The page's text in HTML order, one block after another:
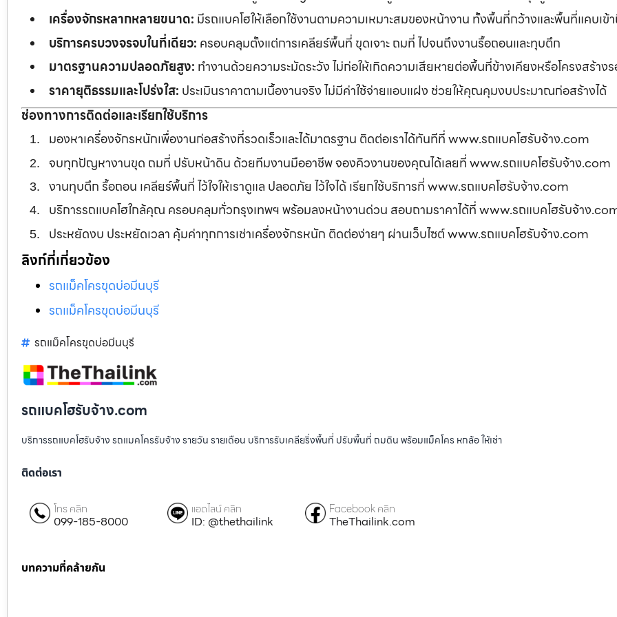
เครื่องจักรหลากหลายขนาด: มีรถแบคโฮให้เลือกใช้งานตามความเหมาะสมของหน้างาน ทั้งพื้นที่กว้างและพื้นที่แคบเข้
บริการครบวงจรจบในที่เดียว: ครอบคลุมตั้งแต่การเคลียร์พื้นที่ ขุดเจาะ ถมที่ ไปจนถึงงานรื้อถอนและทุบตึก
มาตรฐานความปลอดภัยสูง: ทำงานด้วยความระมัดระวัง ไม่ก่อให้เกิดความเสียหายต่อพื้นที่ข้างเคียงหรือโครงสร้าง
ราคายุติธรรมและโปร่งใส: ประเมินราคาตามเนื้องานจริง ไม่มีค่าใช้จ่ายแอบแฝง ช่วยให้คุณคุมงบประมาณก่อสร้างได้
ช่องทางการติดต่อและเรียกใช้บริการ
มองหาเครื่องจักรหนักเพื่องานก่อสร้างที่รวดเร็วและได้มาตรฐาน ติดต่อเราได้ทันทีที่ www.รถแบคโฮรับจ้าง.com
จบทุกปัญหางานขุด ถมที่ ปรับหน้าดิน ด้วยทีมงานมืออาชีพ จองคิวงานของคุณได้เลยที่ www.รถแบคโฮรับจ้าง.com
งานทุบตึก รื้อถอน เคลียร์พื้นที่ ไว้ใจให้เราดูแล ปลอดภัย ไว้ใจได้ เรียกใช้บริการที่ www.รถแบคโฮรับจ้าง.com
บริการรถแบคโฮใกล้คุณ ครอบคลุมทั่วกรุงเทพฯ พร้อมลงหน้างานด่วน สอบถามราคาได้ที่ www.รถแบคโฮรับจ้าง
ประหยัดงบ ประหยัดเวลา คุ้มค่าทุกการเช่าเครื่องจักรหนัก ติดต่อง่ายๆ ผ่านเว็บไซต์ www.รถแบคโฮรับจ้าง.com
ลิงก์ที่เกี่ยวข้อง
รถแม็คโครขุดบ่อมีนบุรี
รถแม็คโครขุดบ่อมีนบุรี
รถแม็คโครขุดบ่อมีนบุรี
รถแบคโฮรับจ้าง.com
บริการรถแบคโฮรับจ้าง รถแมคโครรับจ้าง รายวัน รายเดือน บริการรับเคลียริ่งพื้นที่ ปรับพื้นที่ ถมดิน พร้อมแม็คโคร หกล้อ ให้เช่า
ติดต่อเรา
โทร คลิก
099-185-8000
แอดไลน์ คลิก
ID: @thethailink
Facebook คลิก
TheThailink.com
บทความที่คล้ายกัน